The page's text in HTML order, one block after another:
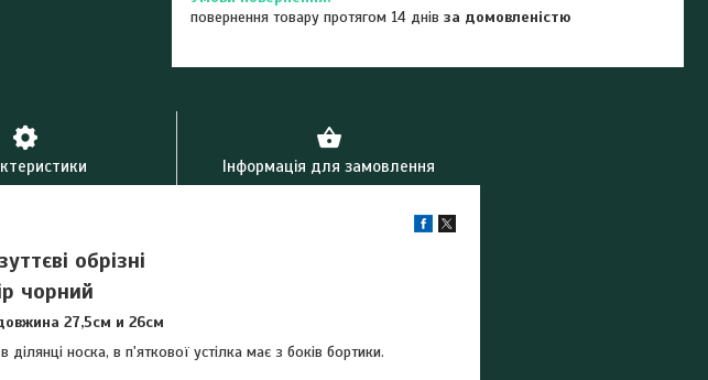
повернення товару протягом 14 днівза домовленістю
Інформація для замовлення
обрізні
чорний
27,5см и 26см
ділянці носка, в п'яткової устілка має з боків бортики.